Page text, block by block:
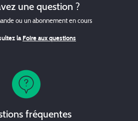
une question ?
ou un abonnement en cours
laFoire aux questions
fréquentes